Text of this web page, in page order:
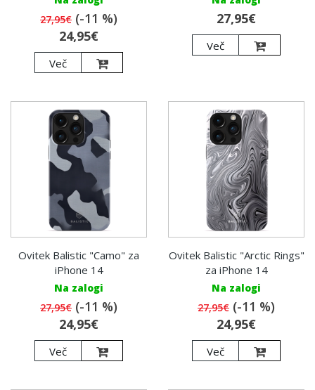
27,95€ (-11 %)
24,95€
Več
27,95€
Več
Ovitek Balistic "Camo" za
iPhone 14
Na zalogi
27,95€ (-11 %)
24,95€
Več
Ovitek Balistic "Arctic Rings"
za iPhone 14
Na zalogi
27,95€ (-11 %)
24,95€
Več